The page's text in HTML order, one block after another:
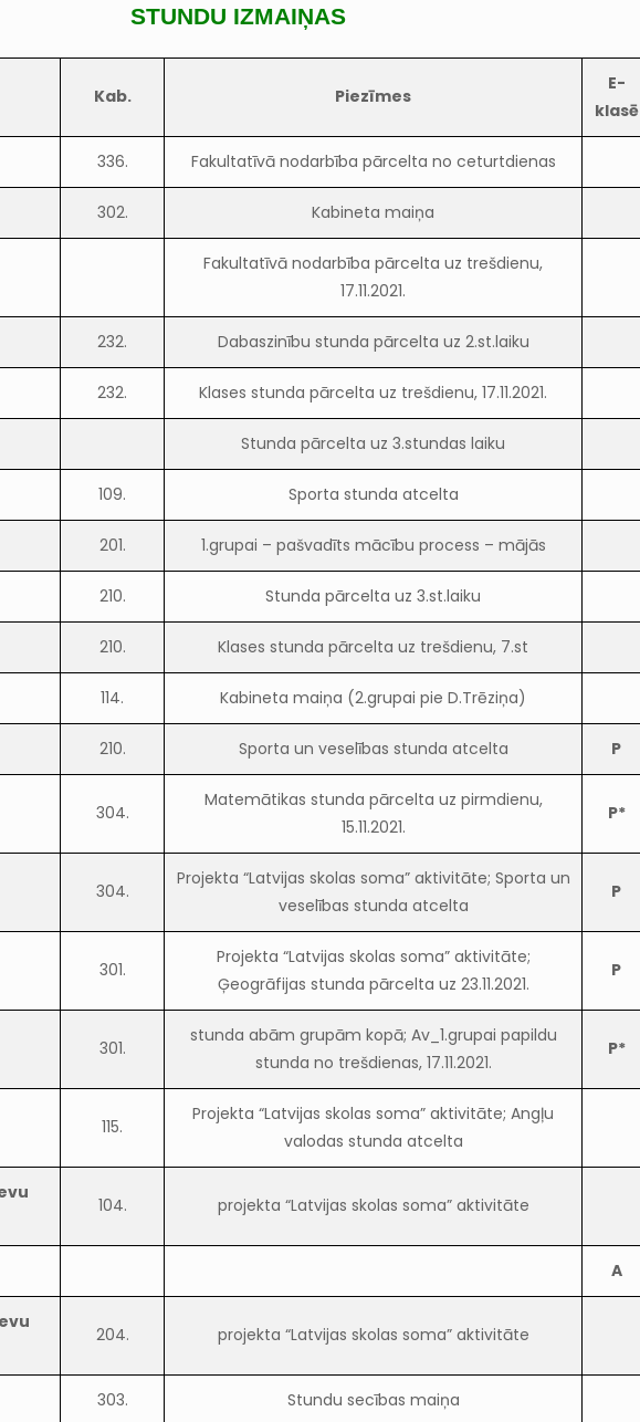
STUNDU IZMAIŅAS
Kab. Piezīmes
E-
klasē
336. Fakultatīvā nodarbība pārcelta no ceturtdienas
302. Kabineta maiņa
Fakultatīvā nodarbība pārcelta uz trešdienu,
17.11.2021.
232. Dabaszinību stunda pārcelta uz 2.st.laiku
232. Klases stunda pārcelta uz trešdienu, 17.11.2021.
Stunda pārcelta uz 3.stundas laiku
109. Sporta stunda atcelta
201. 1.grupai – pašvadīts mācību process – mājās
210. Stunda pārcelta uz 3.st.laiku
210. Klases stunda pārcelta uz trešdienu, 7.st
114. Kabineta maiņa (2.grupai pie D.Trēziņa)
210. Sporta un veselības stunda atcelta P
304.
Matemātikas stunda pārcelta uz pirmdienu,
15.11.2021.
P*
304.
Projekta “Latvijas skolas soma” aktivitāte; Sporta un
veselības stunda atcelta
P
301.
Projekta “Latvijas skolas soma” aktivitāte;
Ģeogrāfijas stunda pārcelta uz 23.11.2021.
P
301.
stunda abām grupām kopā; Av_1.grupai papildu
stunda no trešdienas, 17.11.2021.
P*
115.
Projekta “Latvijas skolas soma” aktivitāte; Angļu
valodas stunda atcelta
104. projekta “Latvijas skolas soma” aktivitāte
A
204. projekta “Latvijas skolas soma” aktivitāte
303. Stundu secības maiņa